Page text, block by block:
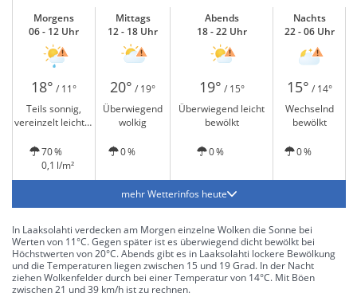
Morgens
06 - 12 Uhr
Mittags
12 - 18 Uhr
Abends
18 - 22 Uhr
Nachts
22 - 06 Uhr
18° / 11° 20° / 19° 19° / 15° 15° / 14°
Teils sonnig,
vereinzelt leichter
Überwiegend
wolkig
Überwiegend leicht
bewölkt
Wechselnd
bewölkt
70 %
0,1 l/m²
0 % 0 % 0 %
mehr Wetterinfos heute
In Laaksolahti verdecken am Morgen einzelne Wolken die Sonne bei
Werten von 11°C. Gegen später ist es überwiegend dicht bewölkt bei
Höchstwerten von 20°C. Abends gibt es in Laaksolahti lockere Bewölkung
und die Temperaturen liegen zwischen 15 und 19 Grad. In der Nacht
ziehen Wolkenfelder durch bei einer Temperatur von 14°C. Mit Böen
zwischen 21 und 39 km/h ist zu rechnen.